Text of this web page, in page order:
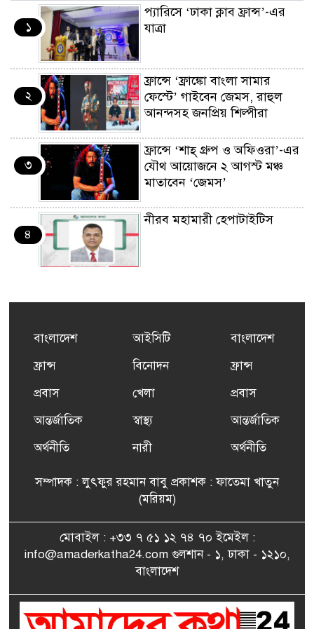
১
প্যারিসে ‘ঢাকা ক্লাব ফ্রান্স’-এর
যাত্রা
২
ফ্রান্সে ‘ফ্রাঙ্কো বাংলা সামার
ফেস্টে’ গাইবেন জেমস, রাহুল
আনন্দসহ জনপ্রিয় শিল্পীরা
৩
ফ্রান্সে ‘শাহ্ গ্রুপ ও অফিওরা’-এর
যৌথ আয়োজনে ২ আগস্ট মঞ্চ
মাতাবেন ‘জেমস’
৪
নীরব মহামারী হেপাটাইটিস
৫
এর সম্পূর্ণ বিনামূল্যের সুশি
ফ্রান্সসহ ইউরোপীয় দেশসমূহে
দাবদাহ: কারণ, প্রভাব ও করণীয়
ফ্রান্সে সংবর্ধিত হলেন যুক্তরাজ্য
বিএনপি’র আহ্বায়ক কমিটির
সাংবাদিকতায় কৃতিত্বের পুরস্কার
এমপি মমতাজ আলোকে
জেলা প্রবাসী এসোসিয়েশন’
বাংলাদেশ
ফ্রান্স
প্রবাস
আন্তর্জাতিক
অর্থনীতি
আইসিটি
বিনোদন
খেলা
স্বাস্থ্য
নারী
বাংলাদেশ
ফ্রান্স
প্রবাস
আন্তর্জাতিক
অর্থনীতি
সম্পাদক : লুৎফুর রহমান বাবু প্রকাশক : ফাতেমা খাতুন
(মরিয়ম)
মোবাইল : +৩৩ ৭ ৫১ ১২ ৭৪ ৭০ ইমেইল :
info@amaderkatha24.com গুলশান - ১, ঢাকা - ১২১০,
বাংলাদেশ